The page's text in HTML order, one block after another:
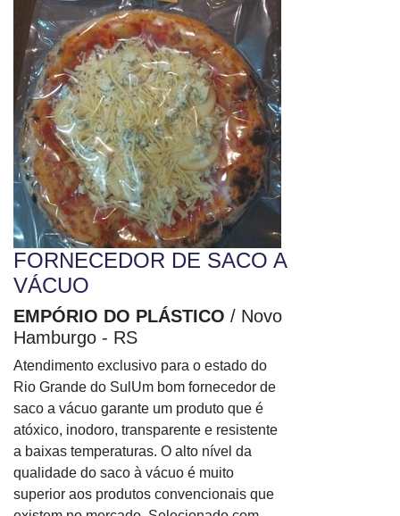
Envelope remetente e destinatário
Envelope saco bolha
Envelope saco kraft
Envelope saco medidas
Envelope saco plástico
Envelope saco tamanho
Envelope sanfonado
Envelope sedex
Envelope sedex correios
Envelope sedex personalizado
Envelope sedex plástico
Envelope segurança
Envelope tamanho a3
Envelope tamanho a4
Envelope tipo saco
Envelope tipo segurança adesivado
Envelope transparente
Envelope vai e vem
Envelope vai e vem plástico
Envelope vai vem
FORNECEDOR DE SACO A
VÁCUO
EMPÓRIO DO PLÁSTICO / Novo
Hamburgo - RS
Atendimento exclusivo para o estado do
Rio Grande do SulUm bom fornecedor de
saco a vácuo garante um produto que é
atóxico, inodoro, transparente e resistente
a baixas temperaturas. O alto nível da
qualidade do saco à vácuo é muito
superior aos produtos convencionais que